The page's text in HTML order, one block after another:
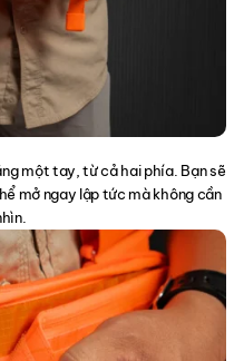
một tay, từ cả hai phía. Bạn sẽ
mở ngay lập tức mà không cần